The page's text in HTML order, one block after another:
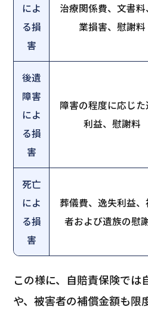
によ
る損
害
治療関係費、文書料
業損害、慰謝料
後遺
障害
によ
る損
害
障害の程度に応じた
利益、慰謝料
死亡
によ
る損
害
葬儀費、逸失利益、
者および遺族の慰
この様に、自賠責保険では
や、被害者の補償金額も限